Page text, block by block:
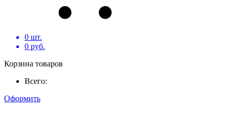
0 шт.
0 руб.
Корзина товаров
Всего:
Оформить